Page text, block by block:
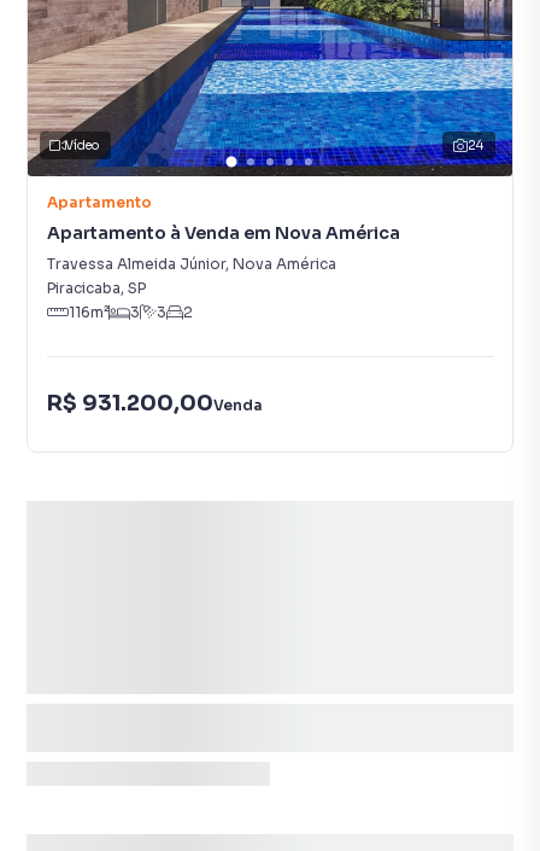
24
Vídeo
Apartamento
Apartamento à Venda em Nova América
Travessa Almeida Júnior, Nova América
Piracicaba, SP
116m² 3 3 2
R$ 931.200,00Venda